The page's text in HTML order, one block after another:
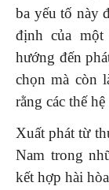
ba yếu tố này
định của
hướng đến
chọn mà còn
rằng các thế
Xuất phát từ
Nam trong
kết hợp hài